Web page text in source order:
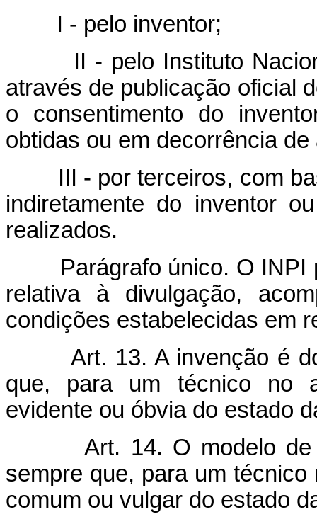
I - pelo inventor;
II - pelo Instituto
através de publicação oficial
o consentimento do
obtidas ou em decorrência
III - por terceiros, com
indiretamente do inventor
realizados.
Parágrafo único. O
relativa à divulgação,
condições estabelecidas em
Art. 13. A invenção é
que,
para um técnico no
evidente ou óbvia do estado
Art. 14. O modelo
sempre que, para um
comum ou vulgar do estado